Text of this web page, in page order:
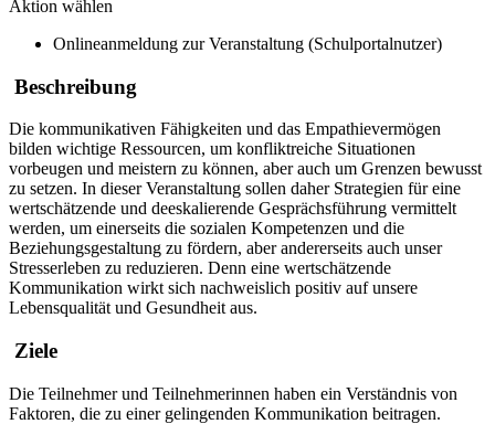
Aktion wählen
Onlineanmeldung zur Veranstaltung (Schulportalnutzer)
Beschreibung
Die kommunikativen Fähigkeiten und das Empathievermögen
bilden wichtige Ressourcen, um konfliktreiche Situationen
vorbeugen und meistern zu können, aber auch um Grenzen bewusst
zu setzen. In dieser Veranstaltung sollen daher Strategien für eine
wertschätzende und deeskalierende Gesprächsführung vermittelt
werden, um einerseits die sozialen Kompetenzen und die
Beziehungsgestaltung zu fördern, aber andererseits auch unser
Stresserleben zu reduzieren. Denn eine wertschätzende
Kommunikation wirkt sich nachweislich positiv auf unsere
Lebensqualität und Gesundheit aus.
Ziele
Die Teilnehmer und Teilnehmerinnen haben ein Verständnis von
Faktoren, die zu einer gelingenden Kommunikation beitragen.